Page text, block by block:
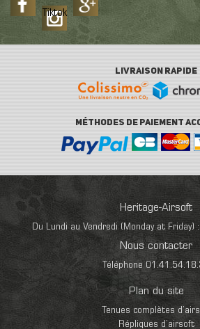
Tiktok
LIVRAISON RAPIDE
MÉTHODES DE PAIEMENT
Heritage-Airsoft
Du Lundi au Vendredi (Monday at
Nous contacter
Téléphone
Plan du site
Tenues complètes
Répliques d’airsoft